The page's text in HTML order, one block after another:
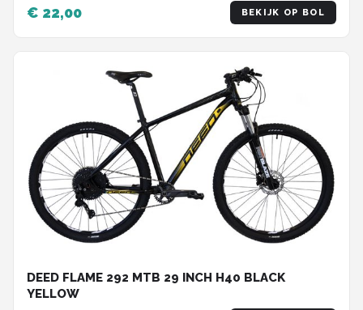
€ 22,00 BEKIJK OP BOL
DEED FLAME 292 MTB 29 INCH H40 BLACK
YELLOW